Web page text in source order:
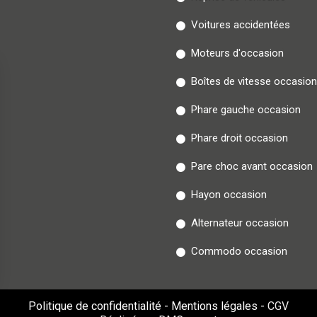
Voitures accidentées
Moteurs d'occasion
Boîtes de vitesse occasion
Phare gauche occasion
Phare droit occasion
Pare choc avant occasion
Hayon occasion
Alternateur occasion
Commodo occasion
Politique de confidentialité - Mentions légales - CGV